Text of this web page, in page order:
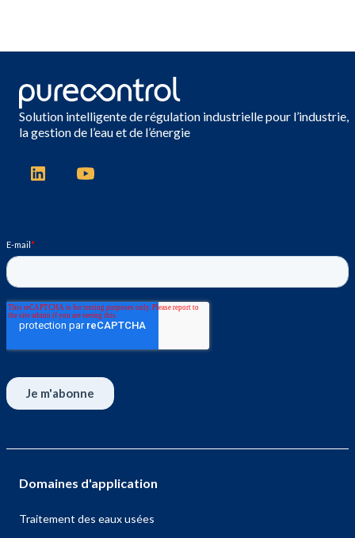
Solution intelligente de régulation industrielle pour l’industrie,
la gestion de l’eau et de l’énergie
Domaines d'application
Traitement des eaux usées